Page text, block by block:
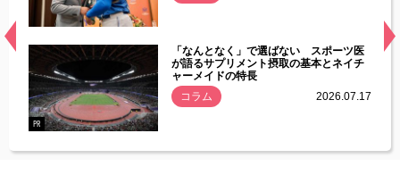
常
PR
「なんとなく」で選ばない スポーツ医
が語るサプリメント摂取の基本とネイチ
ャーメイドの特長
コラム
2026.07.17